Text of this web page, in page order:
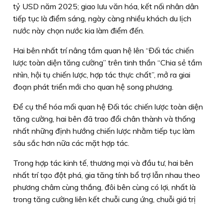
tỷ USD năm 2025; giao lưu văn hóa, kết nối nhân dân
tiếp tục là điểm sáng, ngày càng nhiều khách du lịch
nước này chọn nước kia làm điểm đến.
Hai bên nhất trí nâng tầm quan hệ lên “Đối tác chiến
lược toàn diện tăng cường” trên tinh thần “Chia sẻ tầm
nhìn, hội tụ chiến lược, hợp tác thực chất”, mở ra giai
đoạn phát triển mới cho quan hệ song phương.
Để cụ thể hóa mối quan hệ Đối tác chiến lược toàn diện
tăng cường, hai bên đã trao đổi chân thành và thống
nhất những định hướng chiến lược nhằm tiếp tục làm
sâu sắc hơn nữa các mặt hợp tác.
Trong hợp tác kinh tế, thương mại và đầu tư, hai bên
nhất trí tạo đột phá, gia tăng tính bổ trợ lẫn nhau theo
phương châm cùng thắng, đôi bên cùng có lợi, nhất là
trong tăng cường liên kết chuỗi cung ứng, chuỗi giá trị